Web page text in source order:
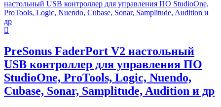
PreSonus FaderPort V2 настольный
USB контроллер для управления ПО
StudioOne, ProTools, Logic, Nuendo,
Cubase, Sonar, Samplitude, Audition и др